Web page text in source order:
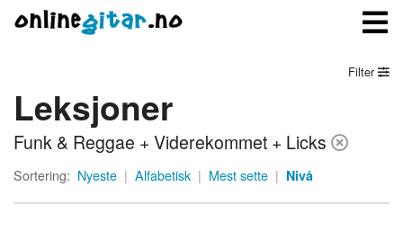
Meny
Logg inn
Filter
Leksjoner
Funk & Reggae + Viderekommet + Licks
Sortering: Nyeste | Alfabetisk | Mest sette | Nivå